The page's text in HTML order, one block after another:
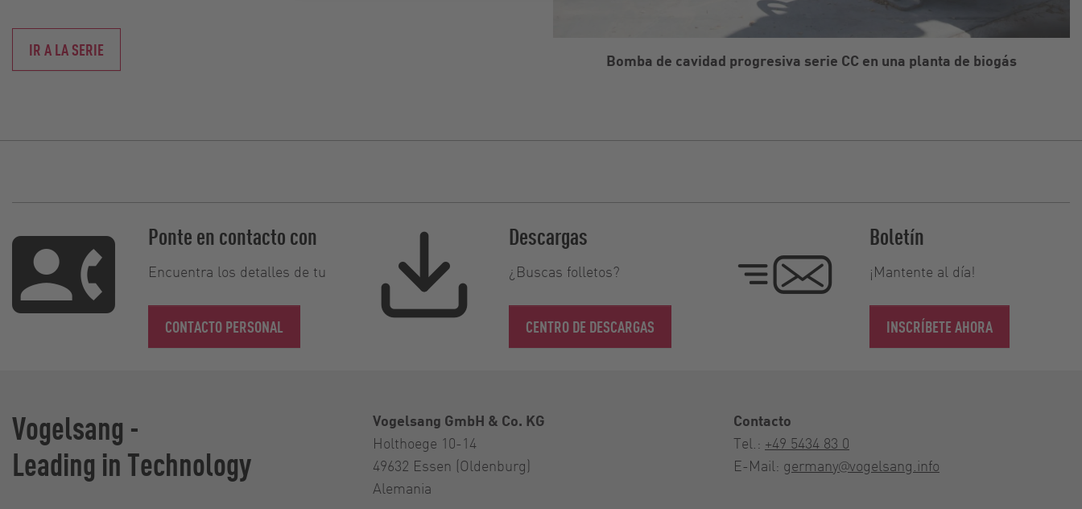
IR A LA SERIE
Bomba de cavidad progresiva serie CC en una planta de biogás
Ponte en contacto con
Encuentra los detalles de tu
CONTACTO PERSONAL
Descargas
¿Buscas folletos?
CENTRO DE DESCARGAS
Boletín
¡Mantente al día!
INSCRÍBETE AHORA
Vogelsang -
Leading in Technology
Vogelsang GmbH & Co. KG
Holthoege 10-14
49632 Essen (Oldenburg)
Alemania
Contacto
Tel.: +49 5434 83 0
E-Mail: germany@vogelsang.info